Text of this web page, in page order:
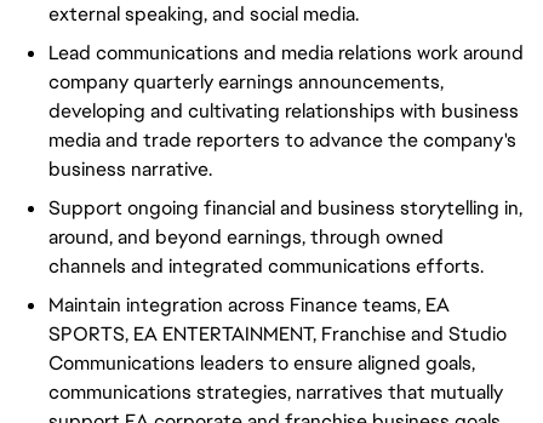
external speaking, and social media.
Lead communications and media relations work around
company quarterly earnings announcements,
developing and cultivating relationships with business
media and trade reporters to advance the company's
business narrative.
Support ongoing financial and business storytelling in,
around, and beyond earnings, through owned
channels and integrated communications efforts.
Maintain integration across Finance teams, EA
SPORTS, EA ENTERTAINMENT, Franchise and Studio
Communications leaders to ensure aligned goals,
communications strategies, narratives that mutually